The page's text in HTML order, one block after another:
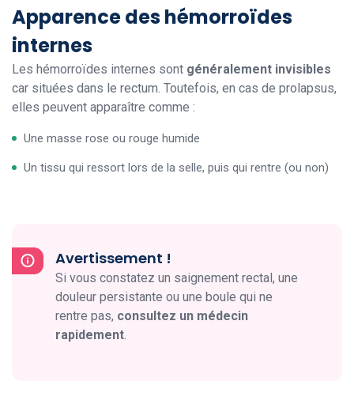
Apparence des hémorroïdes
internes
Les hémorroïdes internes sont généralement invisibles
car situées dans le rectum. Toutefois, en cas de prolapsus,
elles peuvent apparaître comme :
Une masse rose ou rouge humide
Un tissu qui ressort lors de la selle, puis qui rentre (ou non)
Avertissement !
Si vous constatez un saignement rectal, une
douleur persistante ou une boule qui ne
rentre pas, consultez un médecin
rapidement.